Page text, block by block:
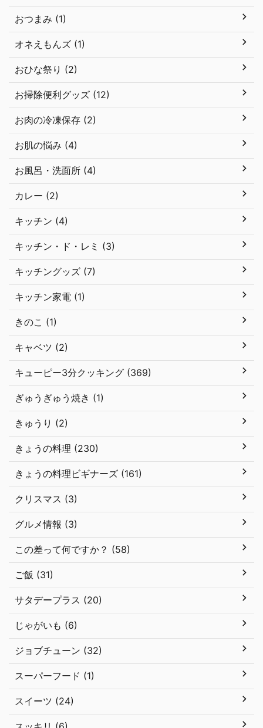
おつまみ (1)
オネえもんズ (1)
おひな祭り (2)
お掃除便利グッズ (12)
お肉の冷凍保存 (2)
お肌の悩み (4)
お風呂・洗面所 (4)
カレー (2)
キッチン (4)
キッチン・ド・レミ (3)
キッチングッズ (7)
キッチン家電 (1)
きのこ (1)
キャベツ (2)
キューピー3分クッキング (369)
ぎゅうぎゅう焼き (1)
きゅうり (2)
きょうの料理 (230)
きょうの料理ビギナーズ (161)
クリスマス (3)
グルメ情報 (3)
この差って何ですか？ (58)
ご飯 (31)
サタデープラス (20)
じゃがいも (6)
ジョブチューン (32)
スーパーフード (1)
スイーツ (24)